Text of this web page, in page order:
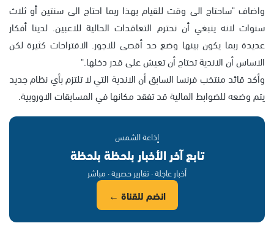
واضاف "ساحتاج الى وقت للقيام بهذا ربما احتاج الى سنتين أو ثلاث
سنوات لانه ينبغي أن نحترم التعاقدات الحالية للاعبين. لدينا أفكار
عديدة ربما يكون بينها وضع حد أقصى للاجور. الاقتراحات كثيرة لكن
الاساس أن الاندية تحتاج أن تعيش على قدر دخلها."
وأكد قائد منتخب فرنسا السابق أن الاندية التي لا تلتزم بأي نظام جديد
يتم وضعه للضوابط المالية قد تفقد مكانها في المسابقات الاوروبية.
إذاعة الشمس
تابع آخر الأخبار بلحظة بلحظة
أخبار عاجلة · تقارير حصرية · مباشر
انضم للقناة ←